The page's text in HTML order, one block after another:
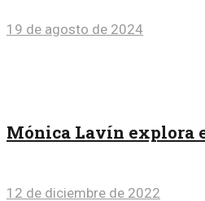
19 de agosto de 2024
Mónica Lavín explora
12 de diciembre de 2022